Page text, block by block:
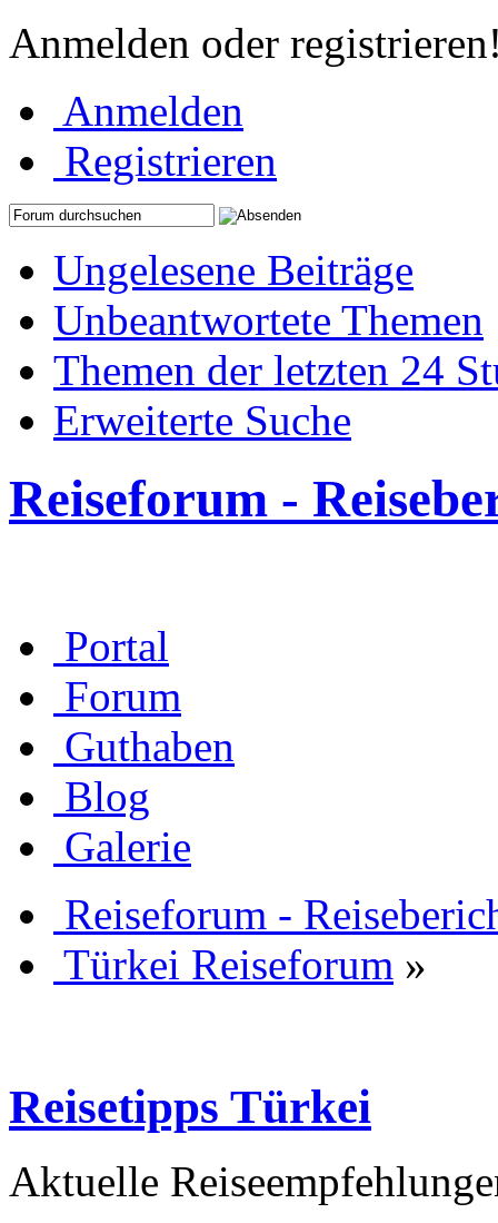
Anmelden oder
Anmelden
Registrieren
Ungelesene Beiträge
Unbeantwortete Themen
Themen der letzten 24
Erweiterte Suche
Reiseforum -
Portal
Forum
Guthaben
Blog
Galerie
Reiseforum -
Türkei Reiseforum »
Reisetipps Türkei
Aktuelle